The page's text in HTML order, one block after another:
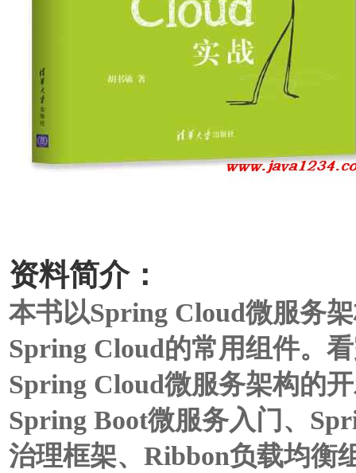
资料简介：
本书以Spring Cloud微服务
Spring Cloud的常用组件。
Spring Cloud微服务架构的
Spring Boot微服务入门、
治理框架、Ribbon负载均衡